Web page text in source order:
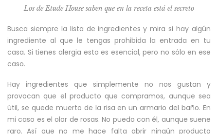
Los de Etude House saben que en la receta está el secreto
Busca siempre la lista de ingredientes y mira si hay algún
ingrediente al que le tengas prohibida la entrada en tu
casa. Si tienes alergia esto es esencial, pero no sólo en ese
caso.
Hay ingredientes que simplemente no nos gustan y
provocan que el producto que compramos, aunque sea
útil, se quede muerto de la risa en un armario del baño. En
mi caso es el olor de rosas. No puedo con él, aunque suene
raro. Así que no me hace falta abrir ningún producto